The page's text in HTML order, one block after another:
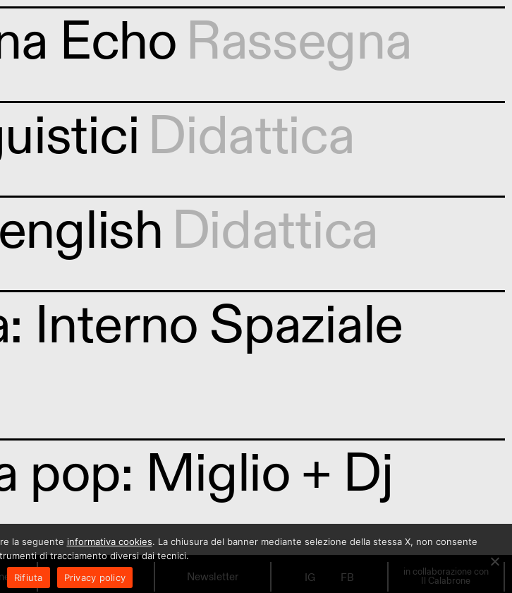
Echo Rassegna
Didattica
Didattica
Interno Spaziale
pop: Miglio + Dj
Orari Newsletter IG FB in collaborazione con
Il Calabrone
la seguente informativa cookies. La chiusura del banner mediante selezione della stessa X, non consente
di tracciamento diversi dai tecnici.
Rifiuta Privacy policy